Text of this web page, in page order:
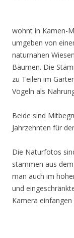
wohnt in Kamen-
umgeben von
naturnahen
Bäumen. Die
zu Teilen im
Vögeln als
Beide sind
Jahrzehnten für
Die Naturfotos
stammen aus
man auch im
und
Kamera einfangen